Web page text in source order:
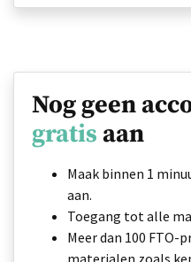
Nog geen
gratis aan
Maak binnen 1
aan.
Toegang tot alle
Meer dan 100 FTO-